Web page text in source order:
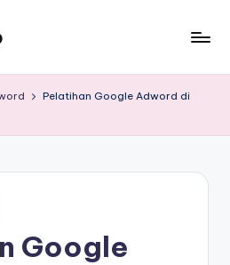
Pelatihan Google Adword di
Google